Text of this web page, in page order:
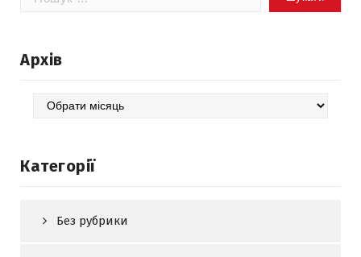
Архів
Архів
Категорії
Без рубрики